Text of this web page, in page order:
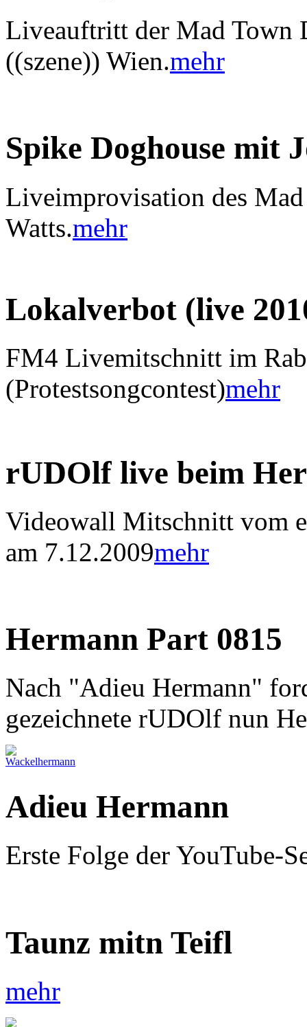
Liveauftritt der Mad Town
((szene)) Wien.mehr
Spike Doghouse mit
Liveimprovisation des
Watts.mehr
Lokalverbot (live
FM4 Livemitschnitt im
(Protestsongcontest)mehr
rUDOlf live beim
Videowall Mitschnitt vom
am 7.12.2009mehr
Hermann Part 0815
Nach "Adieu Hermann"
gezeichnete rUDOlf nun
Adieu Hermann
Erste Folge der YouTube-
Taunz mitn Teifl
mehr